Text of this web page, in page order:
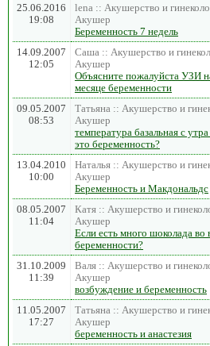
25.06.2016
19:08
lena :: Акушерство и
Акушер
Беременность 7 недель
14.09.2007
12:05
Саша :: Акушерство и
Акушер
Объясните пожалуйста УЗИ
месяце беременности
09.05.2007
08:53
Татьяна :: Акушерство и
Акушер
температура базальная с
это беременность?
13.04.2010
10:00
Наталья :: Акушерство и
Акушер
Беременность и Макдональдс
08.05.2007
11:04
Катя :: Акушерство и
Акушер
Если есть много шоколада во
беременности?
31.10.2009
11:39
Валя :: Акушерство и
Акушер
возбуждение и беременность
11.05.2007
17:27
Татьяна :: Акушерство и
Акушер
беременность и анастезия